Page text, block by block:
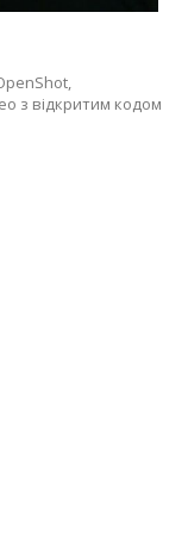
з відкритим кодом